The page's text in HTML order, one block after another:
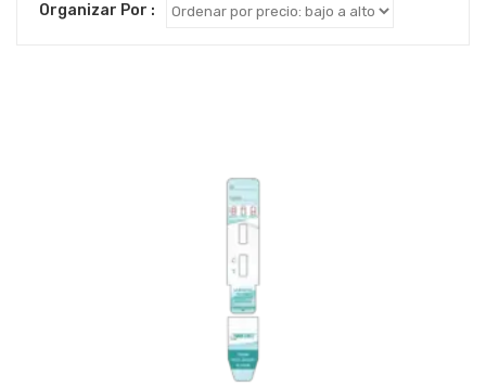
Organizar Por :